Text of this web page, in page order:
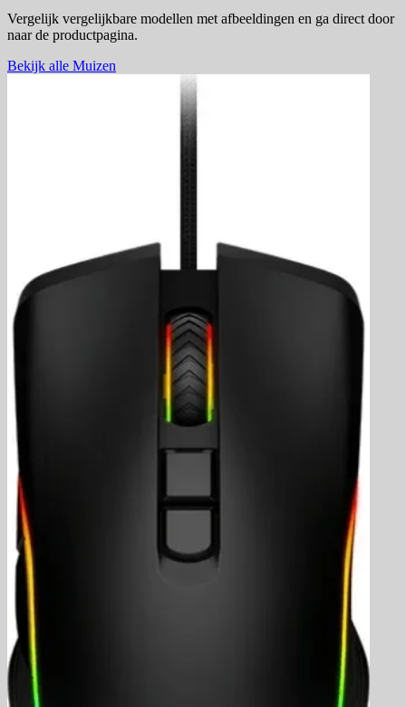
Vergelijk vergelijkbare modellen met afbeeldingen en ga direct door
naar de productpagina.
Bekijk alle Muizen